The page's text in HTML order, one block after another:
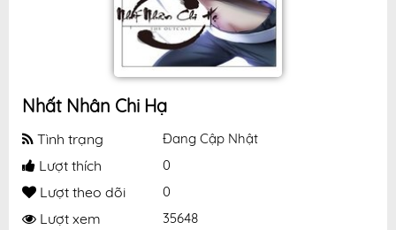
Nhất Nhân Chi Hạ
Tình trạng Đang Cập Nhật
Lượt thích 0
Lượt theo dõi 0
Lượt xem 35648